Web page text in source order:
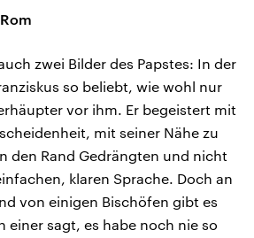
zwei Bilder des Papstes: In der
so beliebt, wie wohl nur
vor ihm. Er begeistert mit
mit seiner Nähe zu
den Rand Gedrängten und nicht
klaren Sprache. Doch an
von einigen Bischöfen gibt es
einer sagt, es habe noch nie so